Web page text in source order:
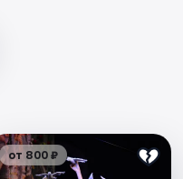
от 800 ₽